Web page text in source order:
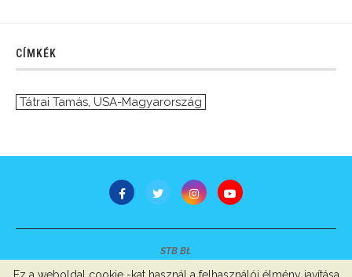
CÍMKÉK
Tátrai Tamás USA-Magyarország
STB Bt.
Minden jog fenntartva © 2007-2022